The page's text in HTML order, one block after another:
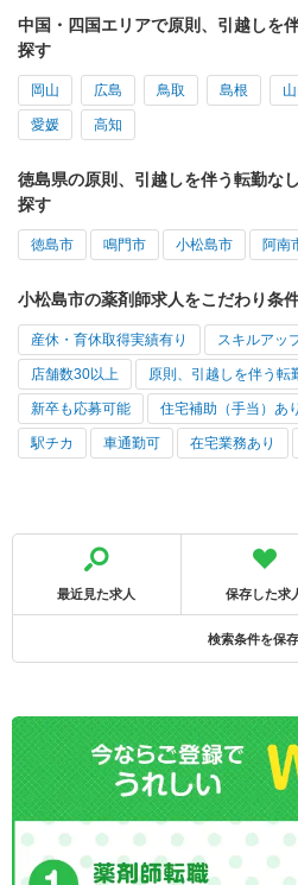
中国・四国エリアで原則、引越しを
探す
岡山 広島 鳥取 島根
愛媛 高知
徳島県の原則、引越しを伴う転勤な
探す
徳島市 鳴門市 小松島市 阿南
小松島市の薬剤師求人をこだわり条
産休・育休取得実績有り スキルアッ
店舗数30以上 原則、引越しを伴う転
新卒も応募可能 住宅補助（手当）あり
駅チカ 車通勤可 在宅業務あり
最近見た求人 保存した求
検索条件を保